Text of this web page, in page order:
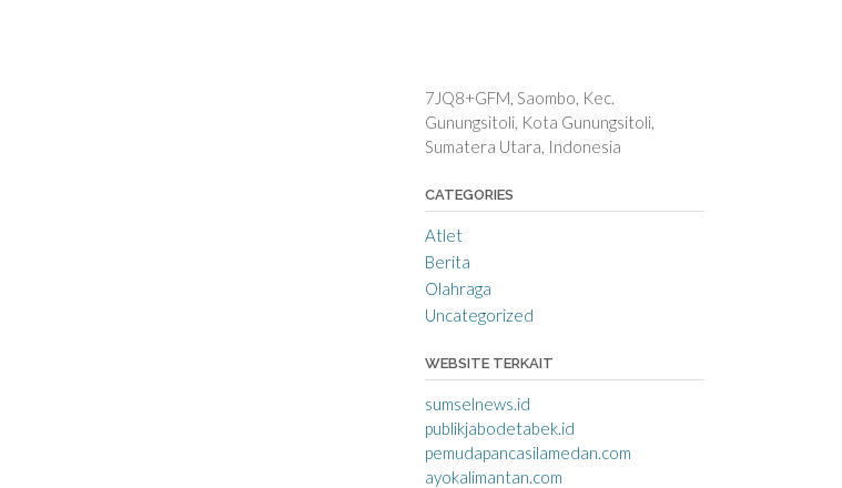
7JQ8+GFM, Saombo, Kec.
Gunungsitoli, Kota Gunungsitoli,
Sumatera Utara, Indonesia
CATEGORIES
Atlet
Berita
Olahraga
Uncategorized
WEBSITE TERKAIT
sumselnews.id
publikjabodetabek.id
pemudapancasilamedan.com
ayokalimantan.com